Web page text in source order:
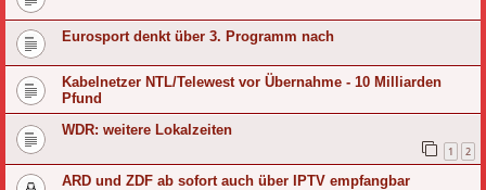
Eurosport denkt über 3. Programm nach
Kabelnetzer NTL/Telewest vor Übernahme - 10 Milliarden
Pfund
WDR: weitere Lokalzeiten
1 2
ARD und ZDF ab sofort auch über IPTV empfangbar